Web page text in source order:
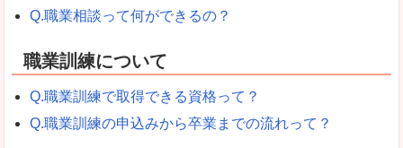
Q.職業相談って何ができるの？
職業訓練について
Q.職業訓練で取得できる資格って？
Q.職業訓練の申込みから卒業までの流れって？